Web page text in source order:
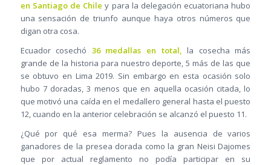
en Santiago de Chile y para la delegación ecuatoriana hubo
una sensación de triunfo aunque haya otros números que
digan otra cosa.
Ecuador cosechó 36 medallas en total, la cosecha más
grande de la historia para nuestro deporte, 5 más de las que
se obtuvo en Lima 2019. Sin embargo en esta ocasión solo
hubo 7 doradas, 3 menos que en aquella ocasión citada, lo
que motivó una caída en el medallero general hasta el puesto
12, cuando en la anterior celebración se alcanzó el puesto 11.
¿Qué por qué esa merma? Pues la ausencia de varios
ganadores de la presea dorada como la gran Neisi Dajomes
que por actual reglamento no podía participar en su